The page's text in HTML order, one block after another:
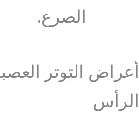
الصرع.
أعراض التوتر
الرأس